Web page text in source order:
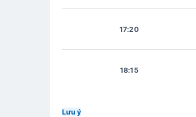
17:20
18:15
Lưu ý